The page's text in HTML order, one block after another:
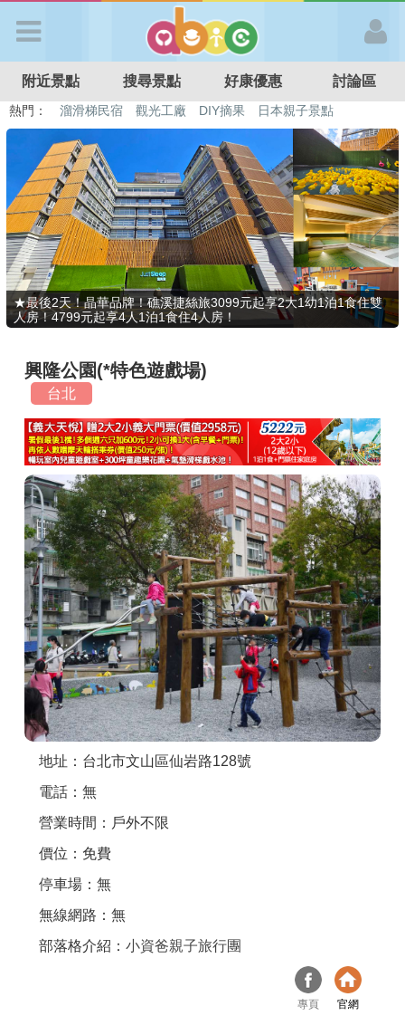
APP登入
首 頁
搜尋景點
好康優惠
最新消息
最新留言
商家合作
推薦景點
討論區
聯絡我們
APP下載
附近景點 搜尋景點 好康優惠 討論區
熱門： 溜滑梯民宿 觀光工廠 DIY摘果
日本親子景點
特色遊戲場
親子住房優惠 台北親子餐廳 溫泉泡湯SPA
★最後2天！晶華品牌！礁溪捷絲旅3099元起享2大1幼1泊1食住雙
人房！4799元起享4人1泊1食住4人房！
興隆公園(*特色遊戲場)
台北
地址：台北市文山區仙岩路128號
電話：無
營業時間：戶外不限
價位：免費
停車場：無
無線網路：無
部落格介紹： 小資爸親子旅行團
專頁 官網